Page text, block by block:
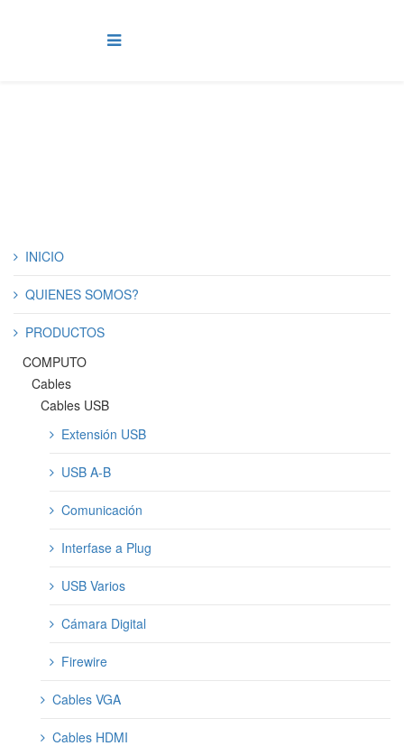
INICIO
QUIENES SOMOS?
PRODUCTOS
COMPUTO
Cables
Cables USB
Extensión USB
USB A-B
Comunicación
Interfase a Plug
USB Varios
Cámara Digital
Firewire
Cables VGA
Cables HDMI